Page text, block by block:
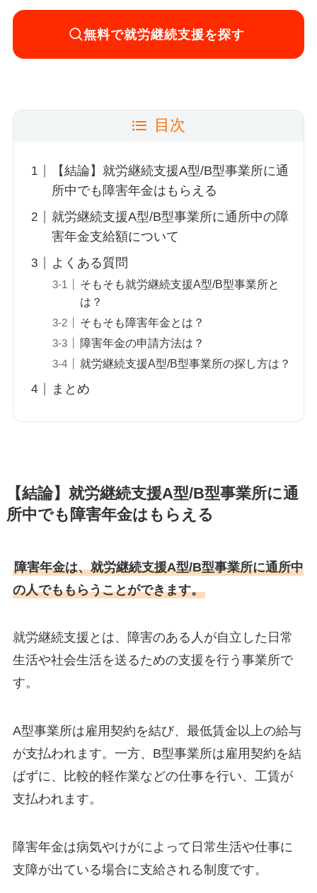
無料で就労継続支援を探す
目次
【結論】就労継続支援A型/B型事業所に通
所中でも障害年金はもらえる
就労継続支援A型/B型事業所に通所中の障
害年金支給額について
よくある質問
そもそも就労継続支援A型/B型事業所と
は？
そもそも障害年金とは？
障害年金の申請方法は？
就労継続支援A型/B型事業所の探し方は？
まとめ
【結論】就労継続支援A型/B型事業所に通
所中でも障害年金はもらえる
障害年金は、就労継続支援A型/B型事業所に通所中
の人でももらうことができます。
就労継続支援とは、障害のある人が自立した日常
生活や社会生活を送るための支援を行う事業所で
す。
A型事業所は雇用契約を結び、最低賃金以上の給与
が支払われます。一方、B型事業所は雇用契約を結
ばずに、比較的軽作業などの仕事を行い、工賃が
支払われます。
障害年金は病気やけがによって日常生活や仕事に
支障が出ている場合に支給される制度です。